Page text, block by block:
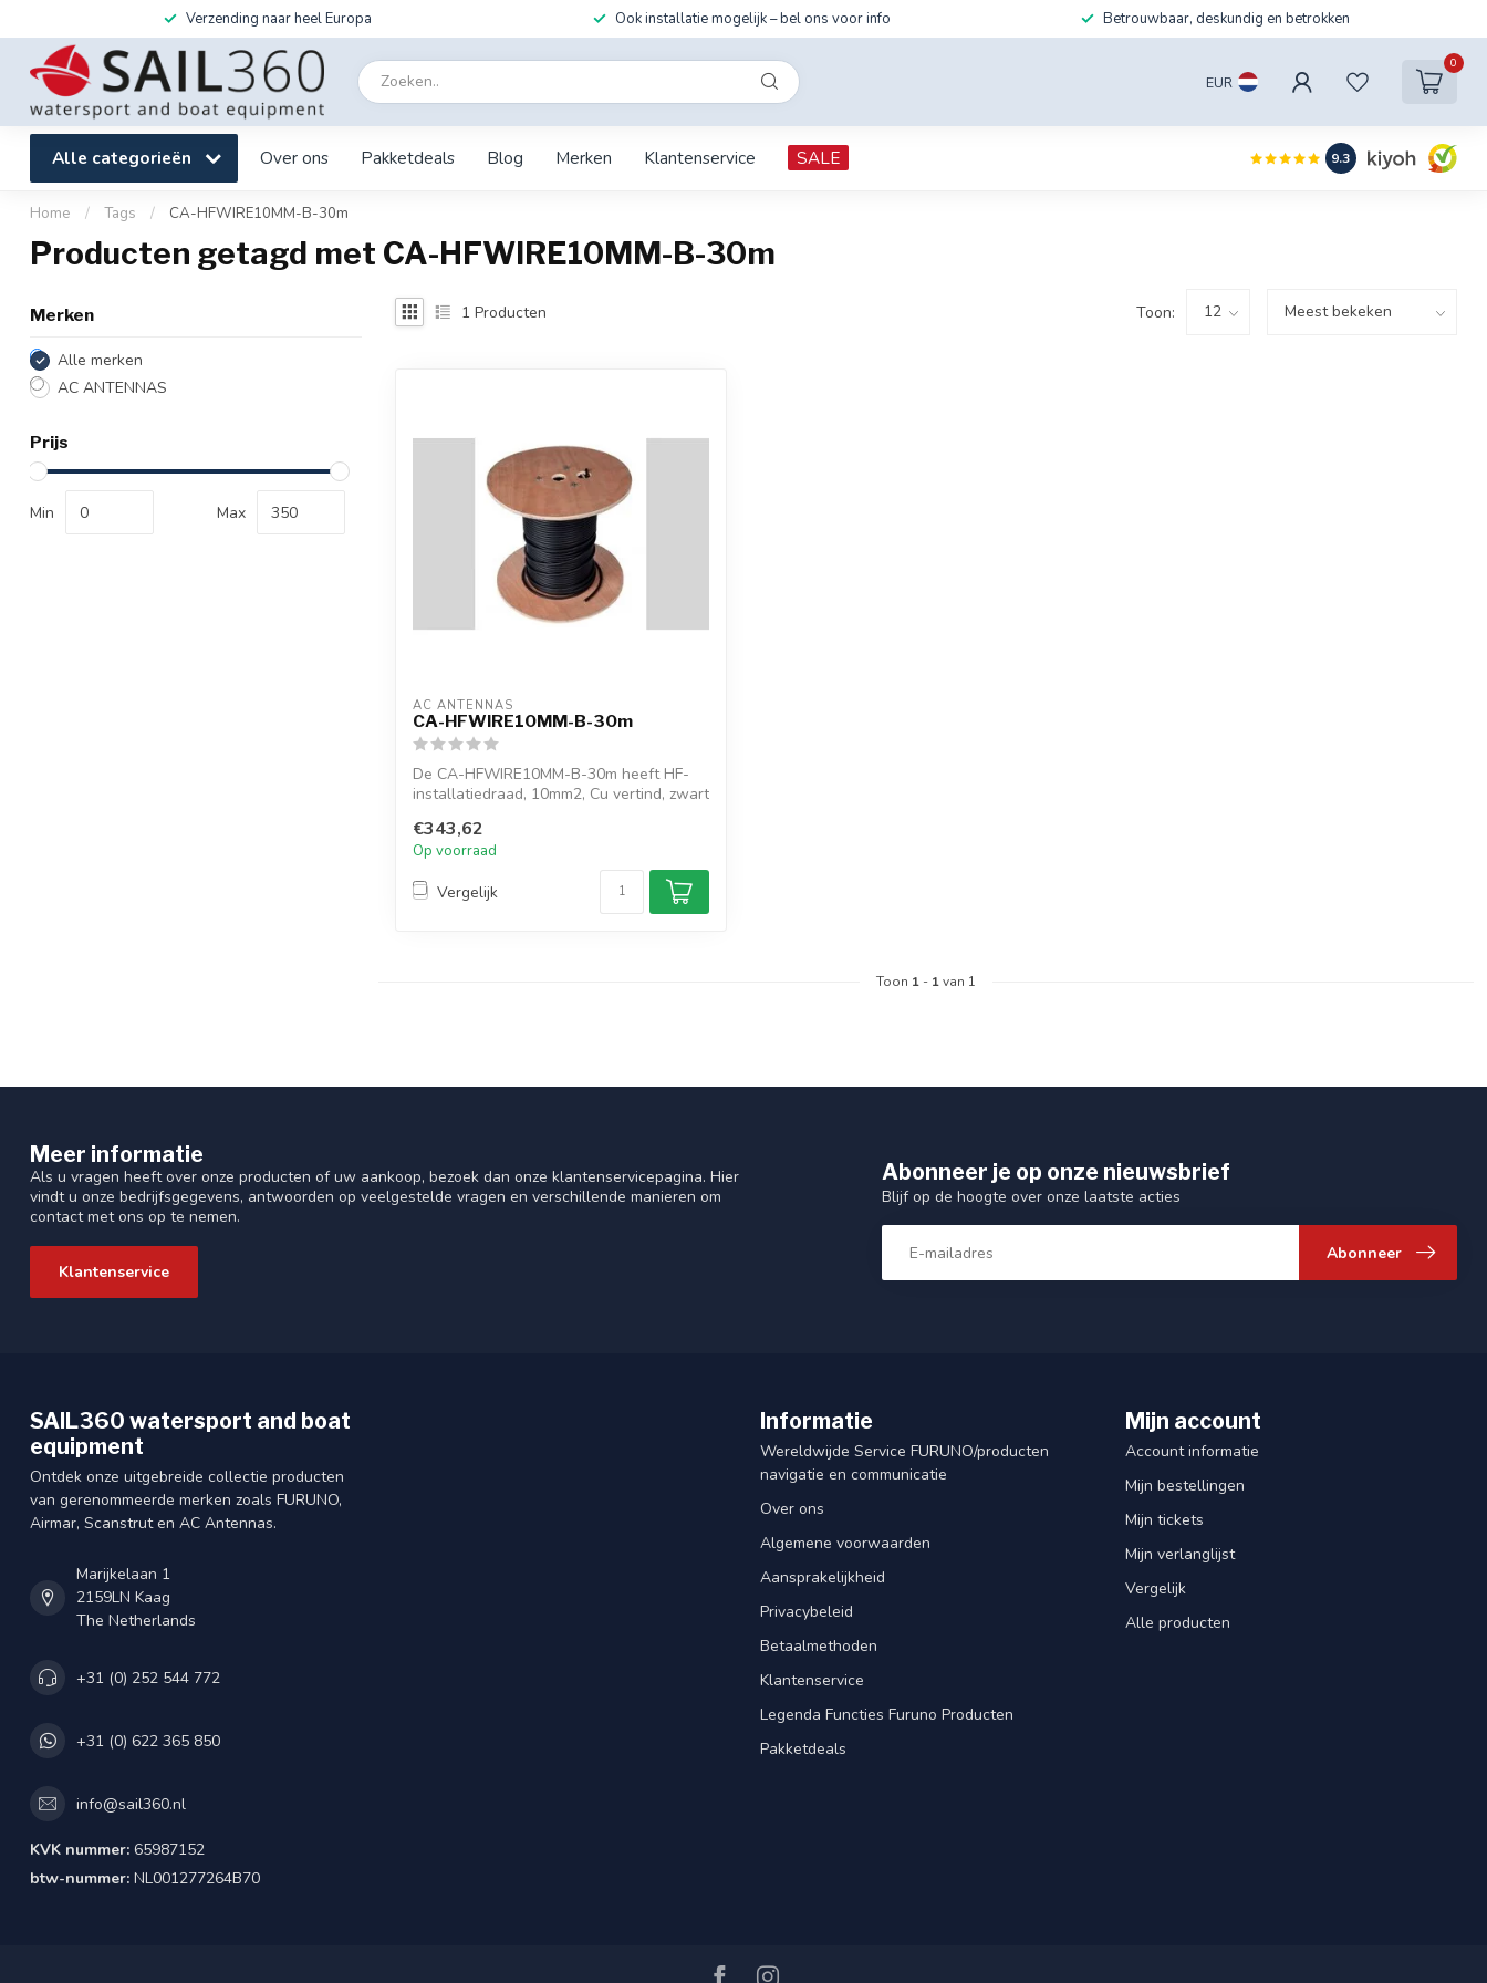
Verzending naar heel Europa Ook installatie mogelijk – bel ons voor info Betrouwbaar, deskundig en betrokken
EUR
0
Alle categorieën Over ons Pakketdeals Blog Merken Klantenservice SALE 9.3
Home / Tags / CA-HFWIRE10MM-B-30m
Producten getagd met CA-HFWIRE10MM-B-30m
Merken
Alle merken
AC ANTENNAS
Prijs
Min Max
1 Producten Toon:
AC ANTENNAS
CA-HFWIRE10MM-B-30m
De CA-HFWIRE10MM-B-30m heeft HF-
installatiedraad, 10mm2, Cu vertind, zwart
€343,62
Op voorraad
Vergelijk
Toon 1 - 1van 1
Meer informatie
Als u vragen heeft over onze producten of uw aankoop, bezoek dan onze klantenservicepagina. Hier
vindt u onze bedrijfsgegevens, antwoorden op veelgestelde vragen en verschillende manieren om
contact met ons op te nemen.
Klantenservice
Abonneer je op onze nieuwsbrief
Blijf op de hoogte over onze laatste acties
Abonneer
SAIL360 watersport and boat
equipment
Ontdek onze uitgebreide collectie producten
van gerenommeerde merken zoals FURUNO,
Airmar, Scanstrut en AC Antennas.
Marijkelaan 1
2159LN Kaag
The Netherlands
+31 (0) 252 544 772
+31 (0) 622 365 850
info@sail360.nl
KVK nummer: 65987152
btw-nummer: NL001277264B70
Informatie
Wereldwijde Service FURUNO/producten
navigatie en communicatie
Over ons
Algemene voorwaarden
Aansprakelijkheid
Privacybeleid
Betaalmethoden
Klantenservice
Legenda Functies Furuno Producten
Pakketdeals
Mijn account
Account informatie
Mijn bestellingen
Mijn tickets
Mijn verlanglijst
Vergelijk
Alle producten